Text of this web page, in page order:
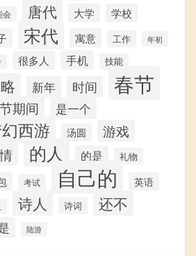
会 唐代 大学
学校
宋代 寓意 工作 年初
很多人 手机 技能
新年 时间 春节
期间 是一个
西游 汤圆 游戏
的人 的是 礼物
考试 自己的 英语
诗人 诗词 还不
陆游